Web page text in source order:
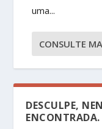
uma...
CONSULTE
DESCULPE,
ENCONTRADA.